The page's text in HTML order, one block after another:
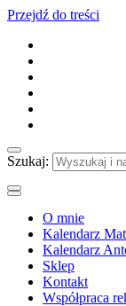
Przejdź do treści
Szukaj:
O mnie
Kalendarz
Kalendarz
Sklep
Kontakt
Współpraca